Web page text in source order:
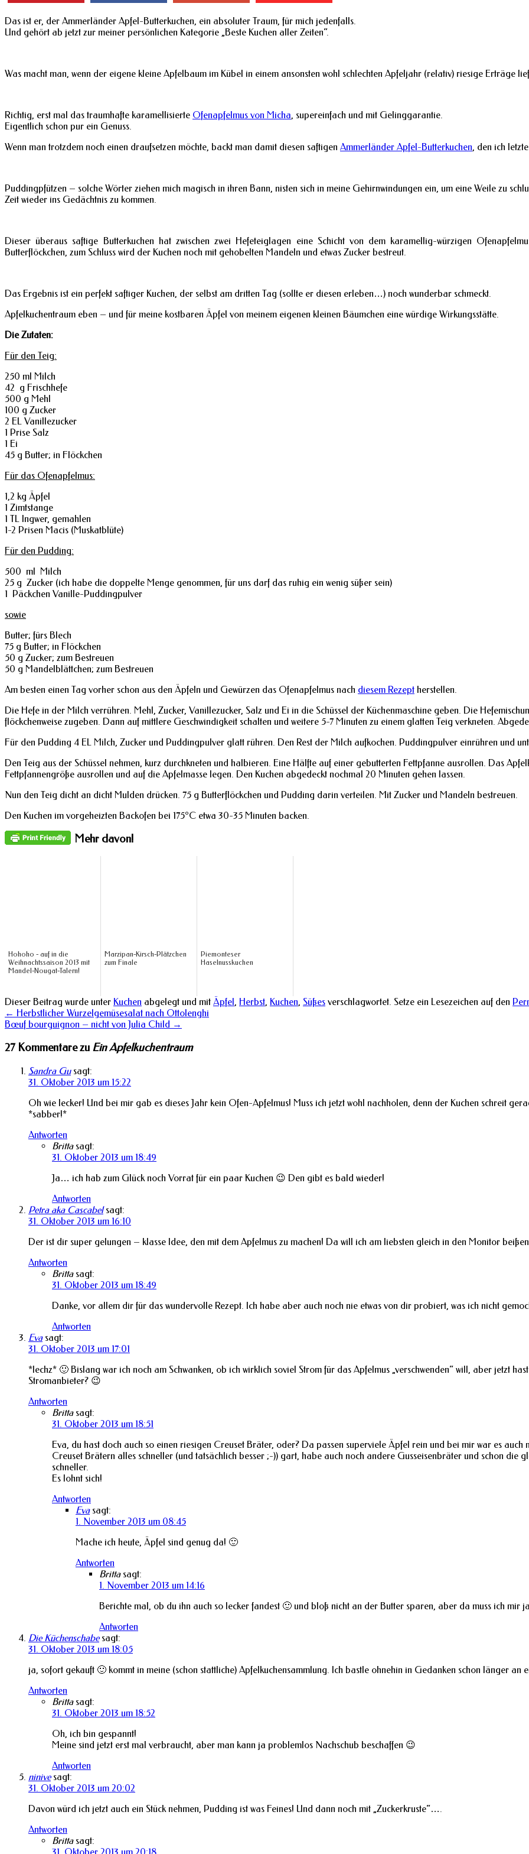
Das ist er, der Ammerländer Apfel-Butterkuchen, ein absoluter Traum, für mich jedenfalls.
Und gehört ab jetzt zur meiner persönlichen Kategorie „Beste Kuchen aller Zeiten“.
Was macht man, wenn der eigene kleine Apfelbaum im Kübel in einem ansonsten wohl schlechten Apfeljahr (relativ) riesige Erträge
Richtig, erst mal das traumhafte karamellisierte Ofenapfelmus von Micha, supereinfach und mit Gelinggarantie.
Eigentlich schon pur ein Genuss.
Wenn man trotzdem noch einen draufsetzen möchte, backt man damit diesen saftigen Ammerländer Apfel-Butterkuchen, den ich
Puddingpfützen – solche Wörter ziehen mich magisch in ihren Bann, nisten sich in meine Gehirnwindungen ein, um eine Weile zu
Zeit wieder ins Gedächtnis zu kommen.
Dieser überaus saftige Butterkuchen hat zwischen zwei Hefeteiglagen eine Schicht von dem karamellig-würzigen
Butterflöckchen, zum Schluss wird der Kuchen noch mit gehobelten Mandeln und etwas Zucker bestreut.
Das Ergebnis ist ein perfekt saftiger Kuchen, der selbst am dritten Tag (sollte er diesen erleben…) noch wunderbar schmeckt.
Apfelkuchentraum eben – und für meine kostbaren Äpfel von meinem eigenen kleinen Bäumchen eine würdige Wirkungsstätte.
Die Zutaten:
Für den Teig:
250 ml Milch
42 g Frischhefe
500 g Mehl
100 g Zucker
2 EL Vanillezucker
1 Prise Salz
1 Ei
45 g Butter; in Flöckchen
Für das Ofenapfelmus:
1,2 kg Äpfel
1 Zimtstange
1 TL Ingwer, gemahlen
1-2 Prisen Macis (Muskatblüte)
Für den Pudding:
500 ml Milch
25 g Zucker (ich habe die doppelte Menge genommen, für uns darf das ruhig ein wenig süßer sein)
1 Päckchen Vanille-Puddingpulver
sowie
Butter; fürs Blech
75 g Butter; in Flöckchen
50 g Zucker; zum Bestreuen
50 g Mandelblättchen; zum Bestreuen
Am besten einen Tag vorher schon aus den Äpfeln und Gewürzen das Ofenapfelmus nach diesem Rezept herstellen.
Die Hefe in der Milch verrühren. Mehl, Zucker, Vanillezucker, Salz und Ei in die Schüssel der Küchenmaschine geben. Die
flöckchenweise zugeben. Dann auf mittlere Geschwindigkeit schalten und weitere 5-7 Minuten zu einem glatten Teig verkneten.
Für den Pudding 4 EL Milch, Zucker und Puddingpulver glatt rühren. Den Rest der Milch aufkochen. Puddingpulver einrühren und
Den Teig aus der Schüssel nehmen, kurz durchkneten und halbieren. Eine Hälfte auf einer gebutterten Fettpfanne ausrollen. Das
Fettpfannengröße ausrollen und auf die Apfelmasse legen. Den Kuchen abgedeckt nochmal 20 Minuten gehen lassen.
Nun den Teig dicht an dicht Mulden drücken. 75 g Butterflöckchen und Pudding darin verteilen. Mit Zucker und Mandeln bestreuen.
Den Kuchen im vorgeheizten Backofen bei 175°C etwa 30-35 Minuten backen.
Mehr davon!
Hohoho - auf in die
Weihnachtssaison 2013 mit
Mandel-Nougat-Talern!
Marzipan-Kirsch-Plätzchen
zum Finale
Piemonteser
Haselnusskuchen
Dieser Beitrag wurde unter Kuchen abgelegt und mit Äpfel , Herbst, Kuchen, Süßes verschlagwortet. Setze ein Lesezeichen auf den
← Herbstlicher Wurzelgemüsesalat nach Ottolenghi
Bœuf bourguignon – nicht von Julia Child →
27 Kommentare zu Ein Apfelkuchentraum
Sandra Gu sagt:
31. Oktober 2013 um 15:22
Oh wie lecker! Und bei mir gab es dieses Jahr kein Ofen-Apfelmus! Muss ich jetzt wohl nachholen, denn der Kuchen schreit
*sabber!*
Antworten
Britta sagt:
31. Oktober 2013 um 18:49
Ja… ich hab zum Glück noch Vorrat für ein paar Kuchen 😉 Den gibt es bald wieder!
Antworten
Petra aka Cascabel sagt:
31. Oktober 2013 um 16:10
Der ist dir super gelungen – klasse Idee, den mit dem Apfelmus zu machen! Da will ich am liebsten gleich in den Monitor
Antworten
Britta sagt:
31. Oktober 2013 um 18:49
Danke, vor allem dir für das wundervolle Rezept. Ich habe aber auch noch nie etwas von dir probiert, was ich nicht
Antworten
Eva sagt:
31. Oktober 2013 um 17:01
*lechz* 🙂 Bislang war ich noch am Schwanken, ob ich wirklich soviel Strom für das Apfelmus „verschwenden“ will, aber jetzt
Stromanbieter? 😉
Antworten
Britta sagt:
31. Oktober 2013 um 18:51
Eva, du hast doch auch so einen riesigen Creuset Bräter, oder? Da passen superviele Äpfel rein und bei mir war es
Creuset Brätern alles schneller (und tatsächlich besser ;-)) gart, habe auch noch andere Gusseisenbräter und schon
schneller.
Es lohnt sich!
Antworten
Eva sagt:
1. November 2013 um 08:45
Mache ich heute, Äpfel sind genug da! 🙂
Antworten
Britta sagt:
1. November 2013 um 14:16
Berichte mal, ob du ihn auch so lecker fandest 🙂 und bloß nicht an der Butter sparen, aber da muss ich mir
Antworten
Die Küchenschabe sagt:
31. Oktober 2013 um 18:05
ja, sofort gekauft 🙂 kommt in meine (schon stattliche) Apfelkuchensammlung. Ich bastle ohnehin in Gedanken schon länger an
Antworten
Britta sagt:
31. Oktober 2013 um 18:52
Oh, ich bin gespannt!
Meine sind jetzt erst mal verbraucht, aber man kann ja problemlos Nachschub beschaffen 😉
Antworten
ninive sagt:
31. Oktober 2013 um 20:02
Davon würd ich jetzt auch ein Stück nehmen, Pudding ist was Feines! Und dann noch mit „Zuckerkruste“….
Antworten
Britta sagt: